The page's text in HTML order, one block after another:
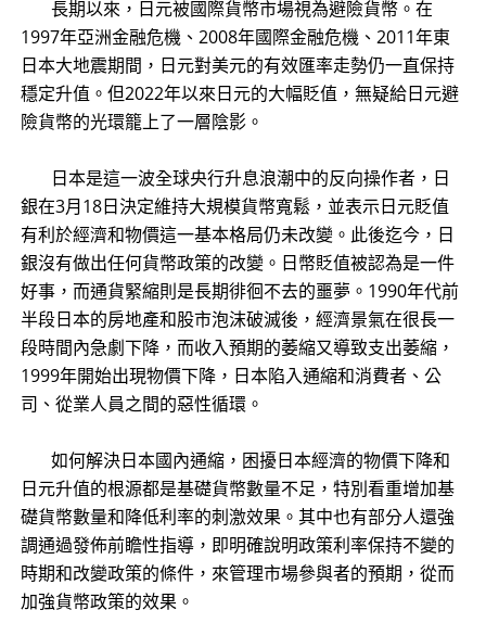
長期以來，日元被國際貨幣市場視為避險貨幣。在
1997年亞洲金融危機、2008年國際金融危機、2011年東
日本大地震期間，日元對美元的有效匯率走勢仍一直保持
穩定升值。但2022年以來日元的大幅貶值，無疑給日元避
險貨幣的光環籠上了一層陰影。
日本是這一波全球央行升息浪潮中的反向操作者，日
銀在3月18日決定維持大規模貨幣寬鬆，並表示日元貶值
有利於經濟和物價這一基本格局仍未改變。此後迄今，日
銀沒有做出任何貨幣政策的改變。日幣貶值被認為是一件
好事，而通貨緊縮則是長期徘徊不去的噩夢。1990年代前
半段日本的房地產和股市泡沫破滅後，經濟景氣在很長一
段時間內急劇下降，而收入預期的萎縮又導致支出萎縮，
1999年開始出現物價下降，日本陷入通縮和消費者、公
司、從業人員之間的惡性循環。
如何解決日本國內通縮，困擾日本經濟的物價下降和
日元升值的根源都是基礎貨幣數量不足，特別看重增加基
礎貨幣數量和降低利率的刺激效果。其中也有部分人還強
調通過發佈前瞻性指導，即明確說明政策利率保持不變的
時期和改變政策的條件，來管理市場參與者的預期，從而
加強貨幣政策的效果。